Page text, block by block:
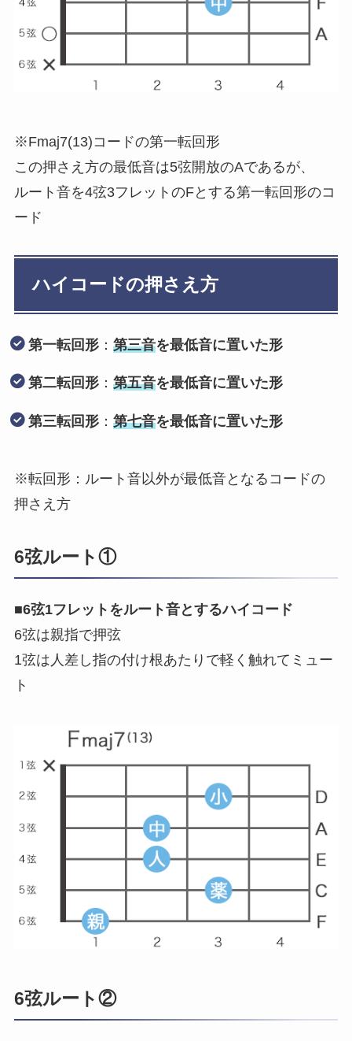
※Fmaj7(13)コードの第一転回形
この押さえ方の最低音は5弦開放のAであるが、
ルート音を4弦3フレットのFとする第一転回形のコ
ード
ハイコードの押さえ方
第一転回形： 第三音を最低音に置いた形
第二転回形： 第五音を最低音に置いた形
第三転回形： 第七音を最低音に置いた形
※転回形：ルート音以外が最低音となるコードの
押さえ方
6弦ルート①
■6弦1フレットをルート音とするハイコード
6弦は親指で押弦
1弦は人差し指の付け根あたりで軽く触れてミュー
ト
6弦ルート②